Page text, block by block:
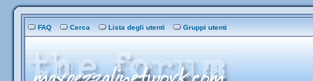
FAQ Cerca Lista degli utenti Gruppi utenti